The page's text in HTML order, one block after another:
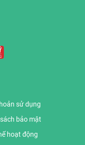
sử dụng
bảo mật
hoạt động